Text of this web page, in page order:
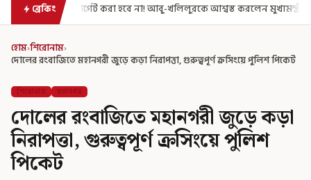
ব্রেকিং
হবে না! আবু-খলিলুরকে আশ্বস্ত করলেন মুখ্যমন্ত্রী এগিয়ে গেল আরও
হোম›শিরোনাম›
দোলের রংবাজিতে মহানগরী জুড়ে কড়া নিরাপত্তা, গুরুত্বপূর্ণ ক্রসিংয়ে পুলিশ পিকেট
শিরোনাম মহানগর
দোলের রংবাজিতে মহানগরী জুড়ে কড়া
নিরাপত্তা, গুরুত্বপূর্ণ ক্রসিংয়ে পুলিশ
পিকেট